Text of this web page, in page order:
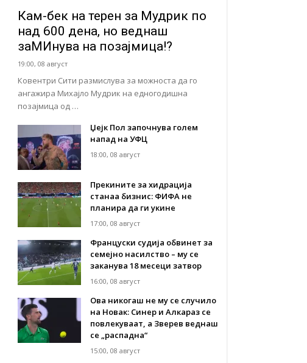
Кам-бек на терен за Мудрик по
над 600 дена, но веднаш
заМИнува на позајмица!?
19:00, 08 август
Ковентри Сити размислува за можноста да го
ангажира Михајло Мудрик на едногодишна
позајмица од …
Џејк Пол започнува голем
напад на УФЦ
18:00, 08 август
Прекините за хидрација
станаа бизнис: ФИФА не
планира да ги укине
17:00, 08 август
Француски судија обвинет за
семејно насилство – му се
заканува 18 месеци затвор
16:00, 08 август
Ова никогаш не му се случило
на Новак: Синер и Алкараз се
повлекуваат, а Зверев веднаш
се „распадна“
15:00, 08 август